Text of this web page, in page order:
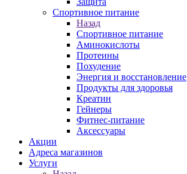
Спортивное питание
Назад
Спортивное питание
Аминокислоты
Протеины
Похудение
Энергия и восстановление
Продукты для здоровья
Креатин
Гейнеры
Фитнес-питание
Аксессуары
Акции
Адреса магазинов
Услуги